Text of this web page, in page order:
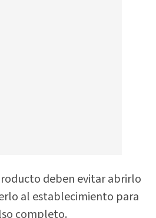
deben evitar abrirlo
al establecimiento para
completo.